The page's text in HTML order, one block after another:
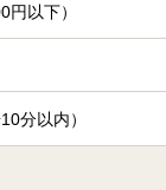
円以下）
分以内）